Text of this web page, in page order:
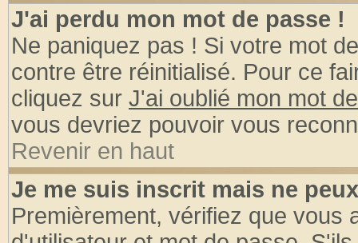
J'ai perdu mon mot de passe !
Ne paniquez pas ! Si votre mot
contre être réinitialisé. Pour ce
cliquez sur J'ai oublié mon mot
vous devriez pouvoir vous
Revenir en haut
Je me suis inscrit mais ne
Premièrement, vérifiez que vous